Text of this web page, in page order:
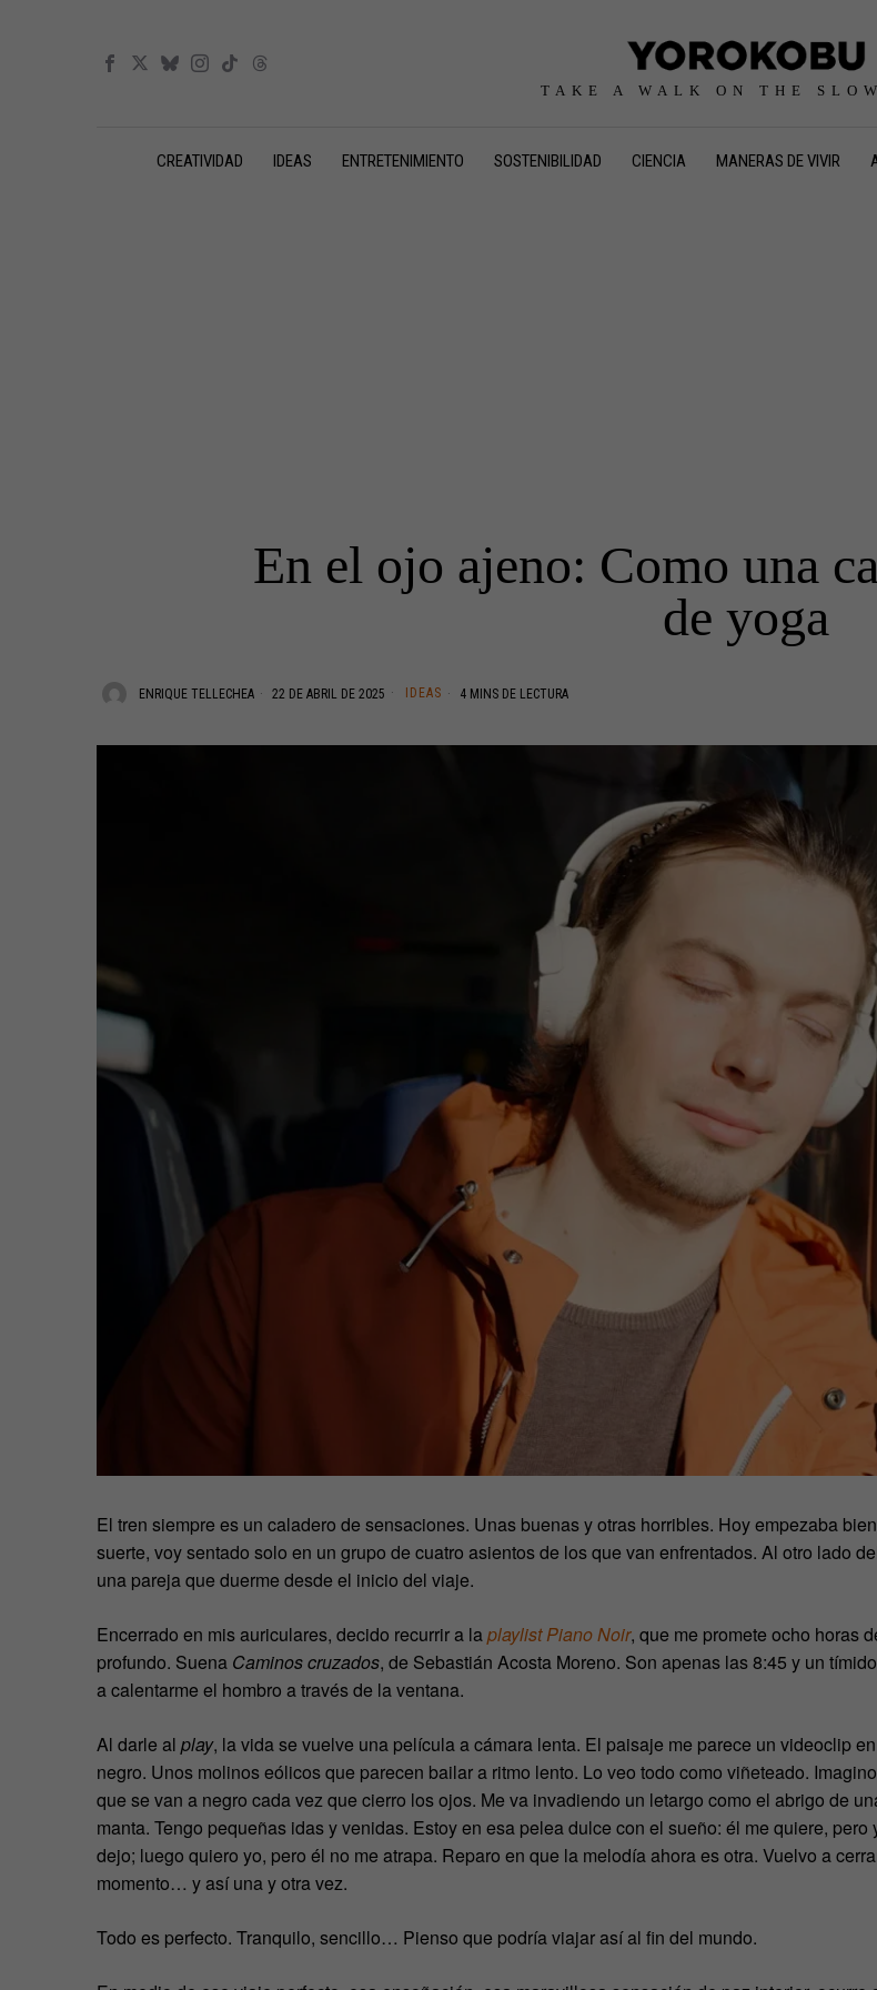
TAKE A WALK ON THE
CREATIVIDAD IDEAS ENTRETENIMIENTO SOSTENIBILIDAD CIENCIA MANERAS DE VIVIR
En el ojo ajeno: Como una
de yoga
ENRIQUE TELLECHEA 22 DE ABRIL DE 2025 IDEAS 4 MINS DE LECTURA
El tren siempre es un caladero de sensaciones. Unas buenas y otras horribles. Hoy empezaba
suerte, voy sentado solo en un grupo de cuatro asientos de los que van enfrentados. Al otro lado
una pareja que duerme desde el inicio del viaje.
Encerrado en mis auriculares, decido recurrir a laplaylistPiano Noir, que me promete ocho horas
profundo. Suena Caminos cruzados, de Sebastián Acosta Moreno. Son apenas las 8:45 y un
a calentarme el hombro a través de la ventana.
Al darle al play, la vida se vuelve una película a cámara lenta. El paisaje me parece un videoclip
negro. Unos molinos eólicos que parecen bailar a ritmo lento. Lo veo todo como viñeteado.
que se van a negro cada vez que cierro los ojos. Me va invadiendo un letargo como el abrigo de
manta. Tengo pequeñas idas y venidas. Estoy en esa pelea dulce con el sueño: él me quiere, pero
dejo; luego quiero yo, pero él no me atrapa. Reparo en que la melodía ahora es otra. Vuelvo a
momento… y así una y otra vez.
Todo es perfecto. Tranquilo, sencillo… Pienso que podría viajar así al fin del mundo.